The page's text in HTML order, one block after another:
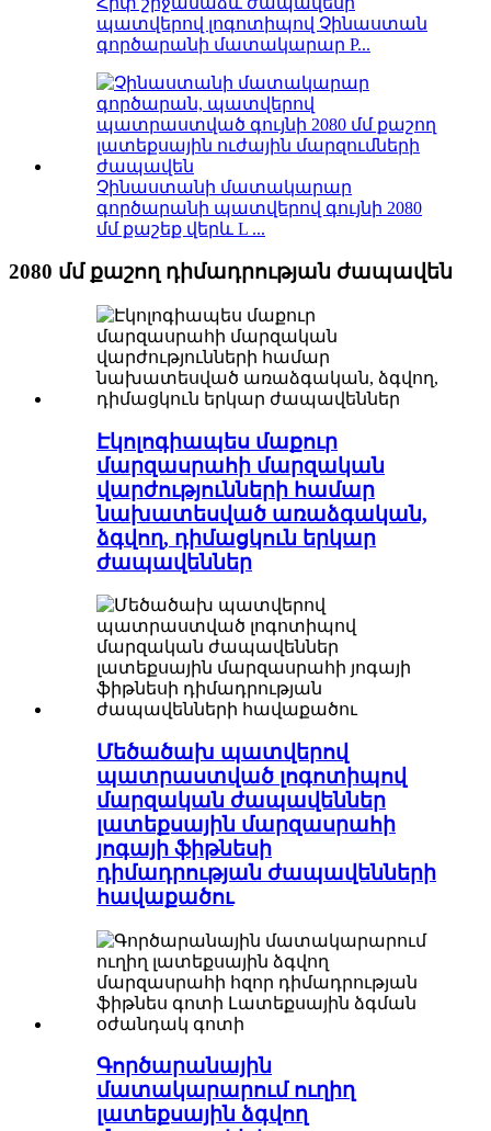
պատվերով լոգոտիպով Չինաստան
գործարանի մատակարար P...
Չինաստանի մատակարար
գործարանի պատվերով գույնի 2080
մմ քաշեք վերև L ...
2080 մմ քաշող դիմադրության ժապավեն
Էկոլոգիապես մաքուր
մարզասրահի մարզական
վարժությունների համար
նախատեսված առաձգական,
ձգվող, դիմացկուն երկար
ժապավեններ
Մեծածախ պատվերով
պատրաստված լոգոտիպով
մարզական ժապավեններ
լատեքսային մարզասրահի
յոգայի ֆիթնեսի
դիմադրության ժապավենների
հավաքածու
Գործարանային
մատակարարում ուղիղ
լատեքսային ձգվող